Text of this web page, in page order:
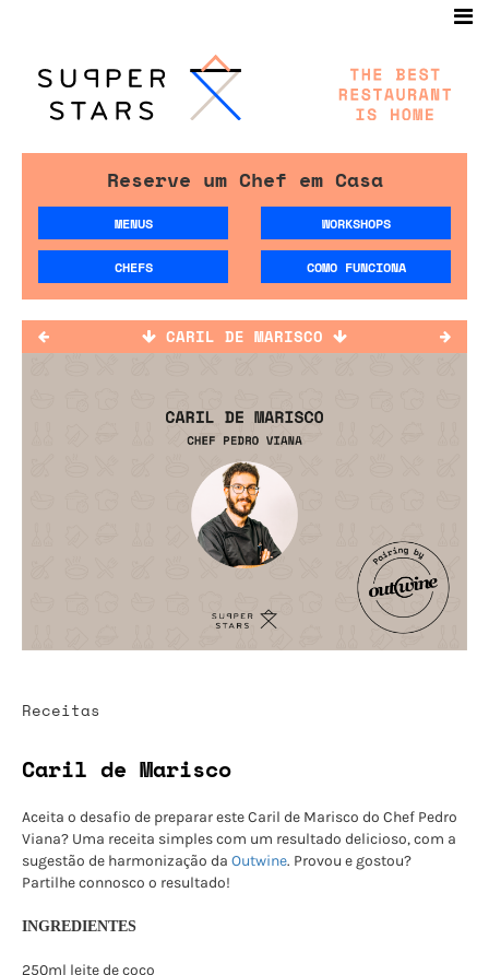
Reserve um Chef em Casa
MENUS WORKSHOPS
CHEFS COMO FUNCIONA
CARIL DE MARISCO
Receitas
Caril de Marisco
Aceita o desafio de preparar este Caril de Marisco do Chef Pedro
Viana? Uma receita simples com um resultado delicioso, com a
sugestão de harmonização da Outwine. Provou e gostou?
Partilhe connosco o resultado!
INGREDIENTES
250ml leite de coco